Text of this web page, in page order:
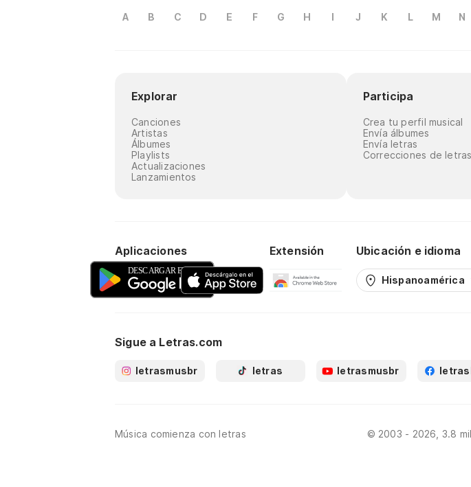
A B C D E F G H I J K L M N
Explorar
Canciones
Artistas
Álbumes
Playlists
Actualizaciones
Lanzamientos
Participa
Crea tu perfil musical
Envía álbumes
Envía letras
Correcciones de letras
Aplicaciones Extensión Ubicación e idioma
Hispanoamérica
Sigue a Letras.com
letrasmusbr letras letrasmusbr
Música comienza con letras © 2003 - 2026, 3.8